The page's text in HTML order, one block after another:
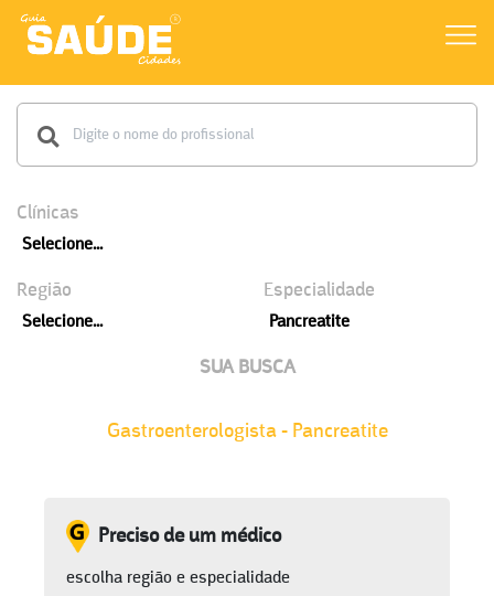
Clínicas
Selecione...
Região
Selecione...
Especialidade
Pancreatite
SUA BUSCA
Gastroenterologista - Pancreatite
Preciso de um médico
escolha região e especialidade